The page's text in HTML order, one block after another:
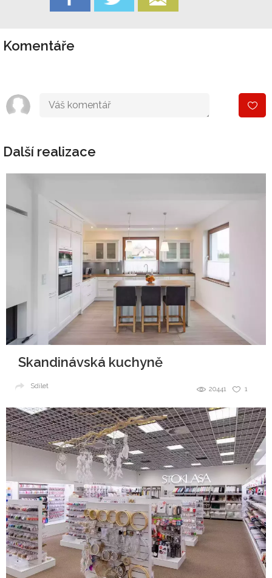
Komentáře
Další realizace
Skandinávská kuchyně
1
20441
Sdílet